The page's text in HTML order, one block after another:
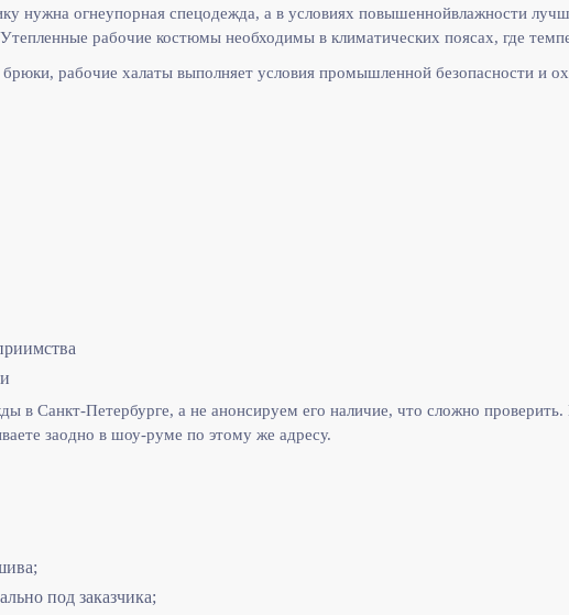
нужна огнеупорная спецодежда, а в условиях повышеннойвлажности
рабочие костюмы необходимы в климатических поясах, где
рабочие халаты выполняет условия промышленной безопасности и
в Санкт-Петербурге, а не анонсируем его наличие, что сложно
заодно в шоу-руме по этому же адресу.
под заказчика;